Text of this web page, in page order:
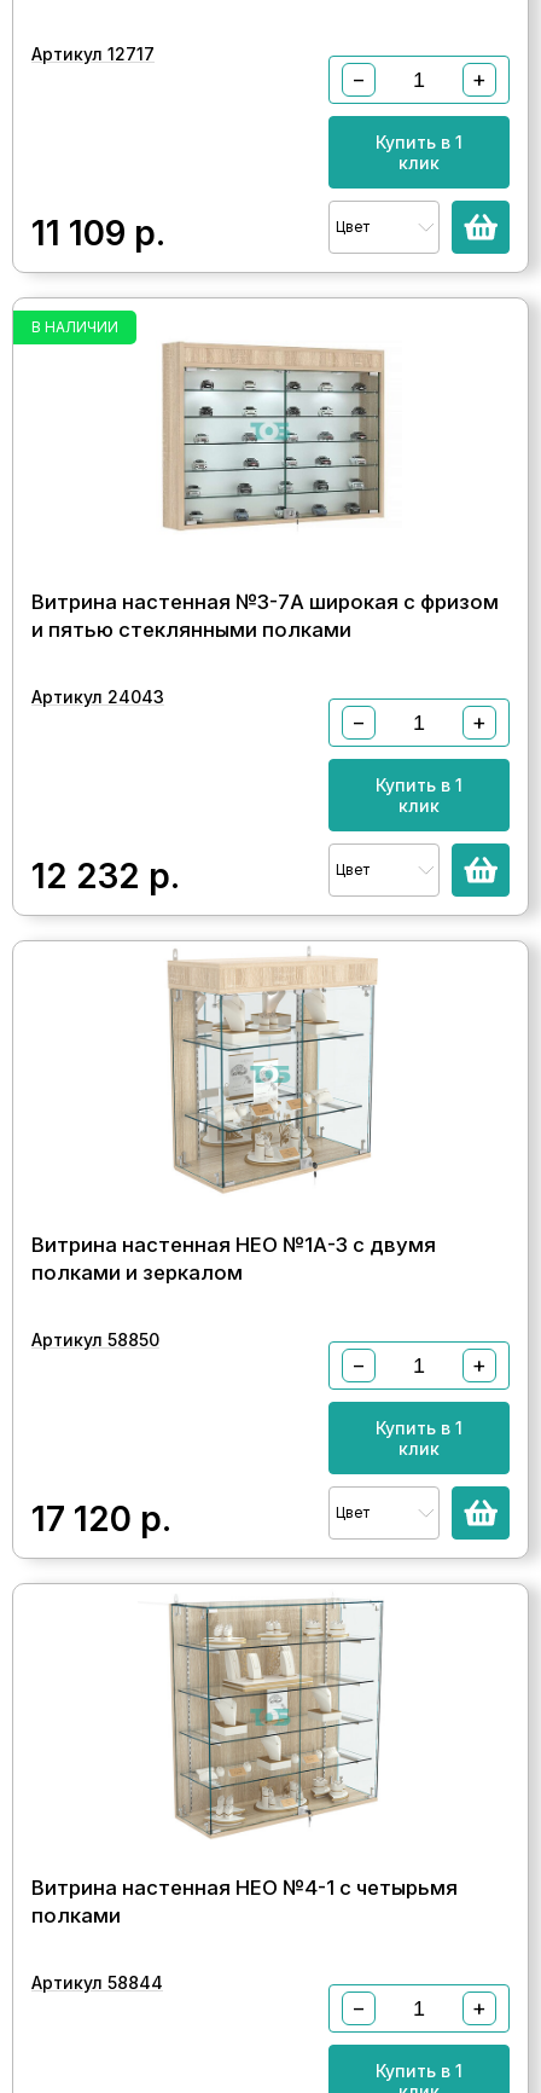
Артикул 12717
11 109 р.
− +
Купить в 1
клик
Цвет
В НАЛИЧИИ
Витрина настенная №3-7А широкая с фризом
и пятью стеклянными полками
Артикул 24043
12 232 р.
− +
Купить в 1
клик
Цвет
Витрина настенная НЕО №1А-3 с двумя
полками и зеркалом
Артикул 58850
17 120 р.
− +
Купить в 1
клик
Цвет
Витрина настенная НЕО №4-1 с четырьмя
полками
Артикул 58844
− +
Купить в 1